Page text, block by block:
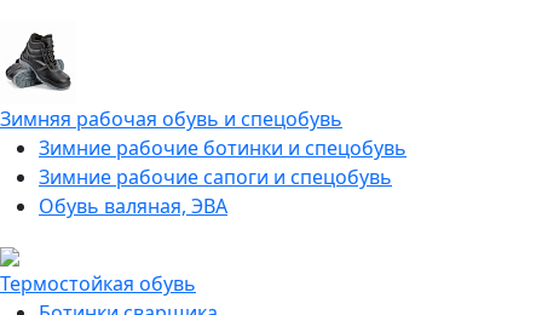
Зимняя рабочая обувь и спецобувь
Зимние рабочие ботинки и спецобувь
Зимние рабочие сапоги и спецобувь
Обувь валяная, ЭВА
Термостойкая обувь